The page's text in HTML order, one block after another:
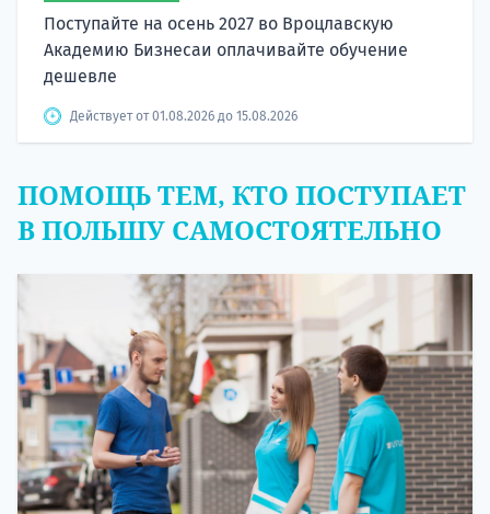
Поступайте на осень 2027 во Вроцлавскую
Академию Бизнесаи оплачивайте обучение
дешевле
Действует от 01.08.2026 до 15.08.2026
ПОМОЩЬ ТЕМ, КТО ПОСТУПАЕТ
В ПОЛЬШУ САМОСТОЯТЕЛЬНО